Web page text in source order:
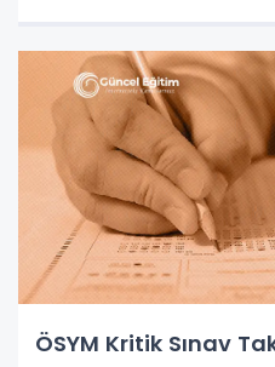
ÖSYM Kritik Sınav